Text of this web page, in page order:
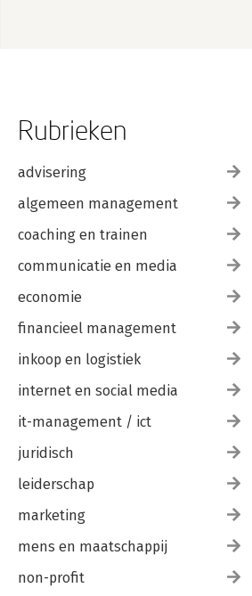
Rubrieken
advisering
algemeen management
coaching en trainen
communicatie en media
economie
financieel management
inkoop en logistiek
internet en social media
it-management / ict
juridisch
leiderschap
marketing
mens en maatschappij
non-profit